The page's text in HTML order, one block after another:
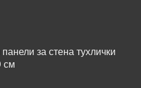
за стена тухлички
см